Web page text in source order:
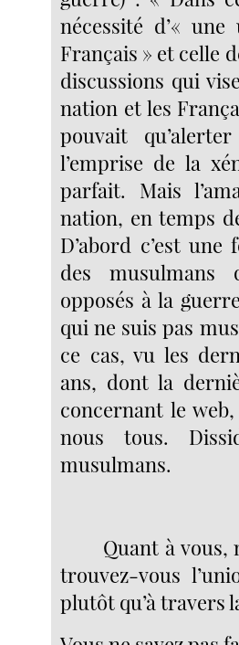
nécessité d’«
Français » et celle
discussions qui
nation et les
pouvait
l’emprise de la
parfait. Mais
nation, en temps
D’abord c’est
des musulmans
opposés à la
qui ne suis pas
ce cas, vu les
ans, dont la
concernant le
nous tous.
musulmans.
Quant à
trouvez-vous
plutôt qu’à travers